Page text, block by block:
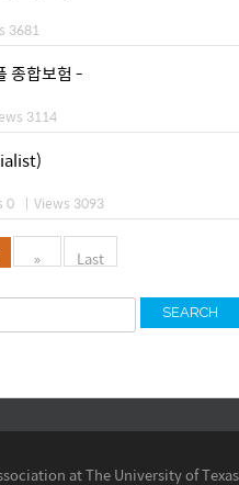
3681
종합보험 -
3114
0 | Views 3093
» Last
SEARCH
at The University of Texas